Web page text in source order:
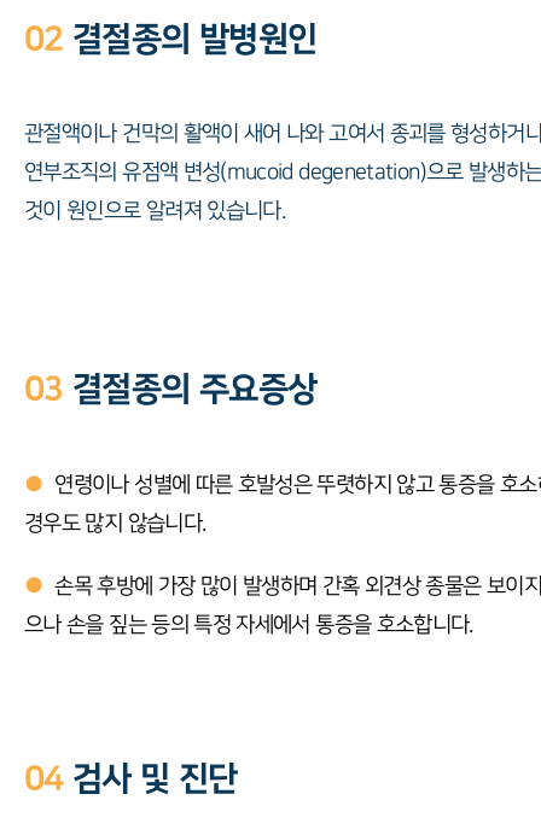
02 결절종의 발병원인
관절액이나 건막의 활액이 새어 나와 고여서 종괴를 형성하거
연부조직의 유점액 변성(mucoid degenetation)으로 발생하
것이 원인으로 알려져 있습니다.
03 결절종의 주요증상
● 연령이나 성별에 따른 호발성은 뚜렷하지 않고 통증을 호
경우도 많지 않습니다.
● 손목 후방에 가장 많이 발생하며 간혹 외견상 종물은 보이
으나 손을 짚는 등의 특정 자세에서 통증을 호소합니다.
04검사 및 진단